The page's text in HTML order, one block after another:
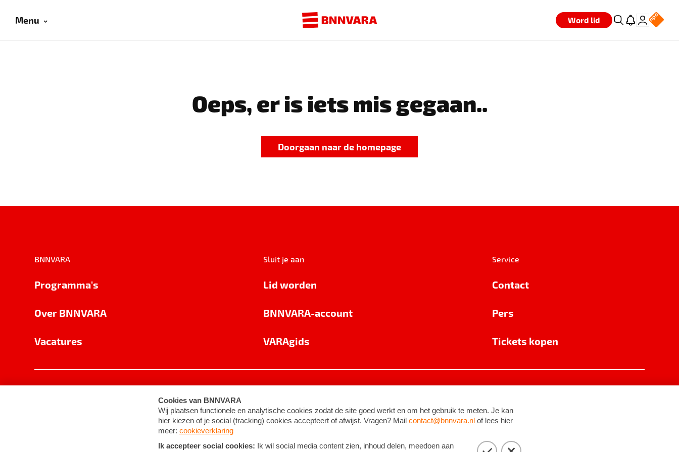
Menu Word lid
Oeps, er is iets mis gegaan..
Doorgaan naar de homepage
BNNVARA
Programma's
Over BNNVARA
Vacatures
Sluit je aan
Lid worden
BNNVARA-account
VARAgids
Service
Contact
Pers
Tickets kopen
Cookie-instellingen Algemene voorwaarden ©2026BNNVARA